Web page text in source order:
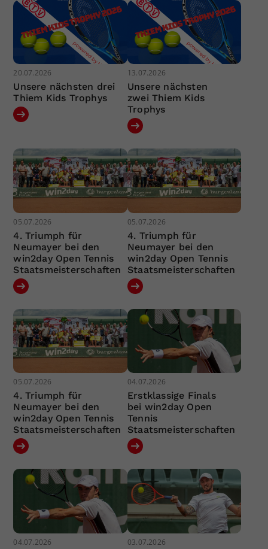
20.07.2026
Unsere nächsten drei
Thiem Kids Trophys
13.07.2026
Unsere nächsten
zwei Thiem Kids
Trophys
05.07.2026
4. Triumph für
Neumayer bei den
win2day Open Tennis
Staatsmeisterschaften
05.07.2026
4. Triumph für
Neumayer bei den
win2day Open Tennis
Staatsmeisterschaften
05.07.2026
4. Triumph für
Neumayer bei den
win2day Open Tennis
Staatsmeisterschaften
04.07.2026
Erstklassige Finals
bei win2day Open
Tennis
Staatsmeisterschaften
04.07.2026 03.07.2026